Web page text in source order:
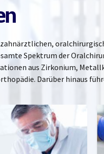
Spektrum der
aus Zirkonium,
Darüber hinaus